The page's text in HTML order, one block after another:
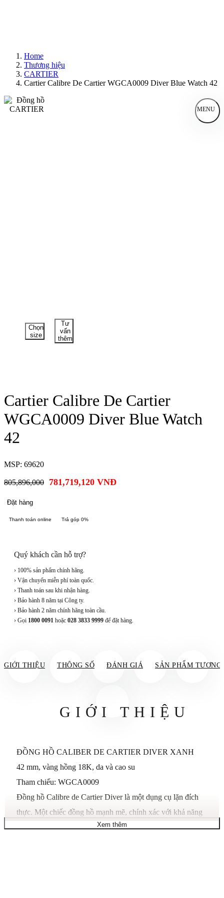
Home
Thương hiệu
CARTIER
Cartier Calibre De Cartier WGCA0009 Diver Blue Watch 42
MENU
Chọn
size
Tư
vấn
thêm
Cartier Calibre De Cartier
WGCA0009 Diver Blue Watch
42
MSP: 69620
805,896,000 781,719,120 VNĐ
Đặt hàng
Thanh toán online Trả góp 0%
Quý khách cần hỗ trợ?
› 100% sản phẩm chính hãng.
› Vận chuyển miễn phí toàn quốc.
› Thanh toán sau khi nhận hàng.
› Bảo hành 8 năm tại Công ty.
› Bảo hành 2 năm chính hãng toàn cầu.
› Gọi 1800 0091 hoặc 028 3833 9999 để đặt hàng.
GIỚI THIỆU THÔNG SỐ ĐÁNH GIÁ SẢN PHẨM TƯƠNG
GIỚI THIỆU
ĐỒNG HỒ CALIBER DE CARTIER DIVER XANH
42 mm, vàng hồng 18K, da và cao su
Tham chiếu: WGCA0009
Đồng hồ Calibre de Cartier Diver là một dụng cụ lặn đích
thực. Một chiếc đồng hồ mạnh mẽ, chính xác với khả năng
chống nước ở độ sâu 300 mét, dây đeo cao su, viền xoay
Xem thêm